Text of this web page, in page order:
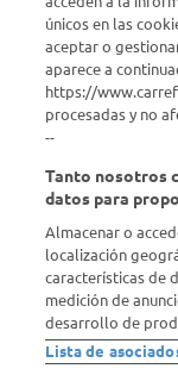
Estamos para
¿Tenés una
Descubrí
Conocenos
Info útil
Comprá Online
únicos en las
aceptar o
aparece a
https://
procesadas y no
--
Tanto nosotros
datos para
Almacenar o
localización
características de
medición de
desarrollo de
Lista de